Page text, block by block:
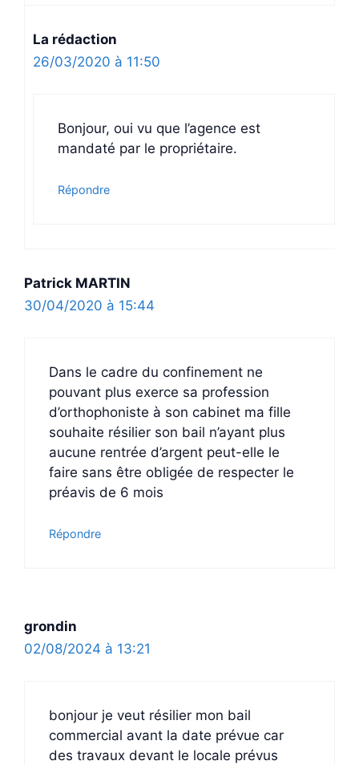
La rédaction
26/03/2020 à 11:50
Bonjour, oui vu que l’agence est
mandaté par le propriétaire.
Répondre
Patrick MARTIN
30/04/2020 à 15:44
Dans le cadre du confinement ne
pouvant plus exerce sa profession
d’orthophoniste à son cabinet ma fille
souhaite résilier son bail n’ayant plus
aucune rentrée d’argent peut-elle le
faire sans être obligée de respecter le
préavis de 6 mois
Répondre
grondin
02/08/2024 à 13:21
bonjour je veut résilier mon bail
commercial avant la date prévue car
des travaux devant le locale prévus